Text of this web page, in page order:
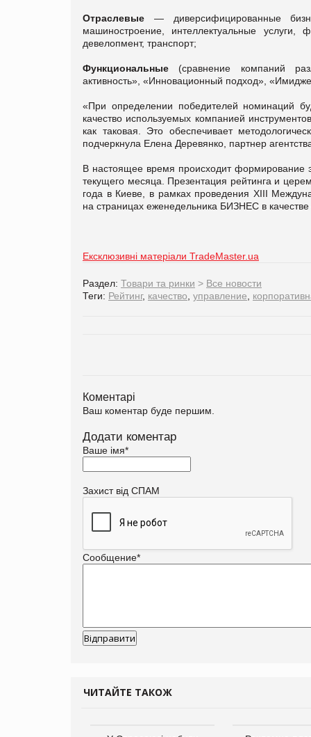
Отраслевые — диверсифицированные
машиностроение, интеллектуальные
девелопмент, транспорт;
Функциональные (сравнение компаний
активность», «Инновационный подход»,
«При определении победителей номинаций
качество используемых компанией
как таковая. Это обеспечивает
подчеркнула Елена Деревянко, партнер
В настоящее время происходит формирование
текущего месяца. Презентация рейтинга и
года в Киеве, в рамках проведения XIII
на страницах еженедельника БИЗНЕС в
Ексклюзивні матеріали TradeMaster.ua
Раздел: Товари та ринки > Все новости
Теги: Рейтинг, качество управление
Коментарі
Ваш коментар буде першим.
Додати коментар
Ваше імя*
Захист від СПАМ
Сообщение*
ЧИТАЙТЕ ТАКОЖ